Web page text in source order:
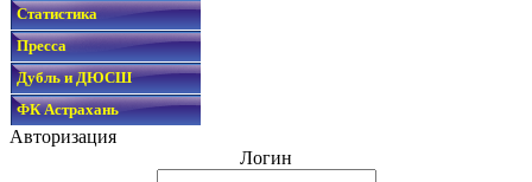
Статистика
Пресса
Дубль и ДЮСШ
ФК Астрахань
Авторизация
Логин